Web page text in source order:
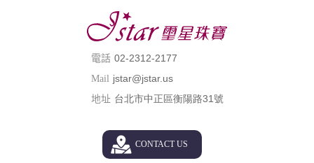
電話 02-2312-2177
Mail jstar@jstar.us
地址 台北市中正區衡陽路31號
CONTACT US